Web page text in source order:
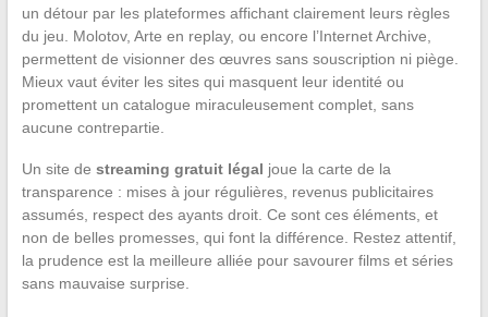
un détour par les plateformes affichant clairement leurs règles
du jeu. Molotov, Arte en replay, ou encore l’Internet Archive,
permettent de visionner des œuvres sans souscription ni piège.
Mieux vaut éviter les sites qui masquent leur identité ou
promettent un catalogue miraculeusement complet, sans
aucune contrepartie.
Un site de streaming gratuit légal joue la carte de la
transparence : mises à jour régulières, revenus publicitaires
assumés, respect des ayants droit. Ce sont ces éléments, et
non de belles promesses, qui font la différence. Restez attentif,
la prudence est la meilleure alliée pour savourer films et séries
sans mauvaise surprise.